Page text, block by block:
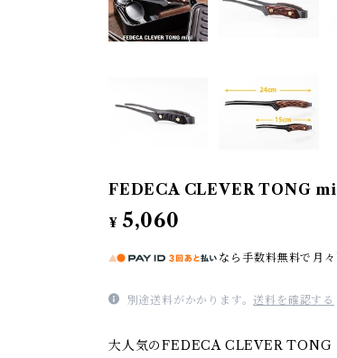
FEDECA CLEVER TONG
¥ 5,060
なら 手数料無料で 月々
別途送料がかかります。送料を確認する
大人気のFEDECA CLEVER TONG